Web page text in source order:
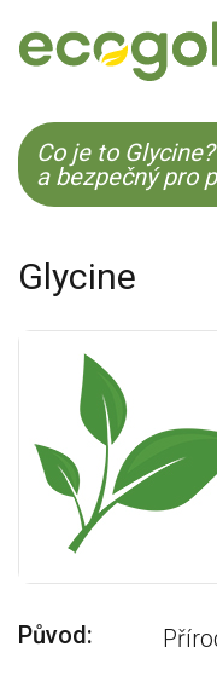
EN
Co je to
a bezpečný pro
Glycine
Původ: